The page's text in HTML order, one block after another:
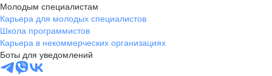
Молодым специалистам
Карьера для молодых специалистов
Школа программистов
Карьера в некоммерческих организациях
Боты для уведомлений